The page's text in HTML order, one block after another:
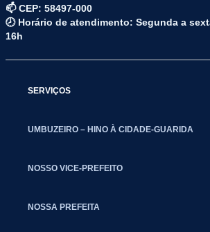
📫 CEP: 58497-000
🕗 Horário de atendimento: Segunda a
16h
SERVIÇOS
UMBUZEIRO – HINO À CIDADE-GUARIDA
NOSSO VICE-PREFEITO
NOSSA PREFEITA